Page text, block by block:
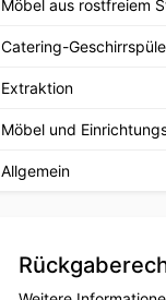
Möbel aus rostfreiem
Catering-
Extraktion
Möbel und
Allgemein